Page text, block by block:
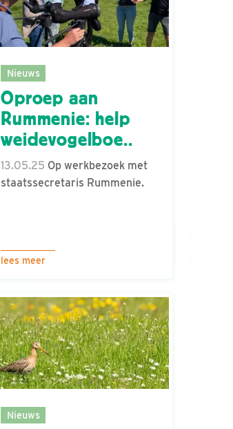
Nieuws
Oproep aan
Rummenie: help
weidevogelboe..
13.05.25 Op werkbezoek met
staatssecretaris Rummenie.
lees meer
Nieuws